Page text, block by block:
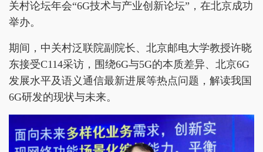
关村论坛年会“6G技术与产业创新论坛”，在北京成功
举办。
期间，中关村泛联院副院长、北京邮电大学教授许晓
东接受C114采访，围绕6G与5G的本质差异、北京6G
发展水平及语义通信最新进展等热点问题，解读我国
6G研发的现状与未来。